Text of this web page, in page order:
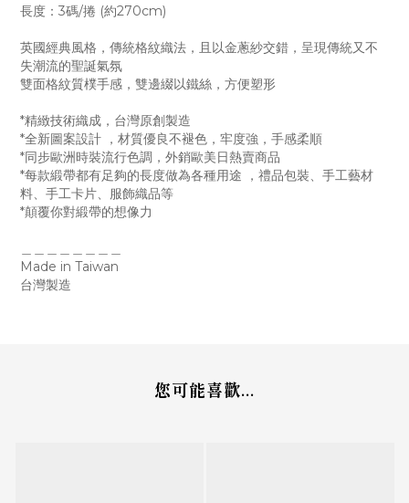
長度：3碼/捲 (約270cm)
英國經典風格，傳統格紋織法，且以金蔥紗交錯，呈現傳統又不
失潮流的聖誕氣氛
雙面格紋質樸手感，雙邊綴以鐵絲，方便塑形
*精緻技術織成，台灣原創製造
*全新圖案設計 ，材質優良不褪色，牢度強，手感柔順
*同步歐洲時裝流行色調，外銷歐美日熱賣商品
*每款緞帶都有足夠的長度做為各種用途 ，禮品包裝、手工藝材
料、手工卡片、服飾織品等
*顛覆你對緞帶的想像力
Made in Taiwan
台灣製造
您可能喜歡...